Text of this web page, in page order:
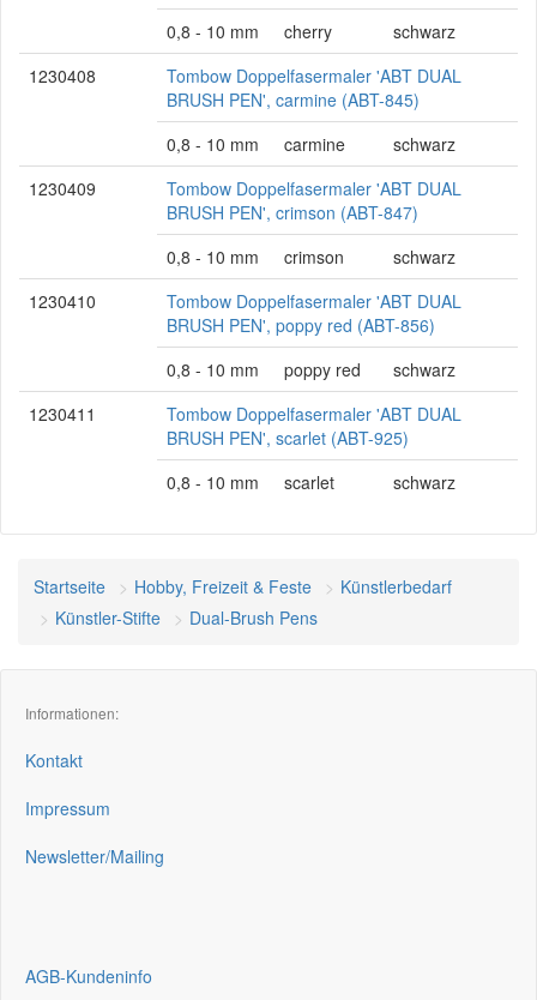
0,8 - 10 mm
cherry
schwarz
1230408
Tombow Doppelfasermaler 'ABT DUAL
BRUSH PEN', carmine (ABT-845)
0,8 - 10 mm
carmine
schwarz
1230409
Tombow Doppelfasermaler 'ABT DUAL
BRUSH PEN', crimson (ABT-847)
0,8 - 10 mm
crimson
schwarz
1230410
Tombow Doppelfasermaler 'ABT DUAL
BRUSH PEN', poppy red (ABT-856)
0,8 - 10 mm
poppy red
schwarz
1230411
Tombow Doppelfasermaler 'ABT DUAL
BRUSH PEN', scarlet (ABT-925)
0,8 - 10 mm
scarlet schwarz
Startseite Hobby, Freizeit & Feste
Künstlerbedarf
Künstler-Stifte
Dual-Brush Pens
Informationen:
Kontakt
Impressum
Newsletter/Mailing
AGB-Kundeninfo